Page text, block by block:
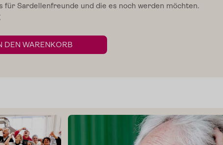
für Sardellenfreunde und die es noch werden möchten.
DEN WARENKORB